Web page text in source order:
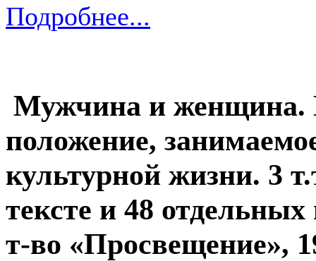
Подробнее...
Мужчина и женщина.
положение,
культурной жизни. 3
тексте и 48
т-во «Просвещение»,